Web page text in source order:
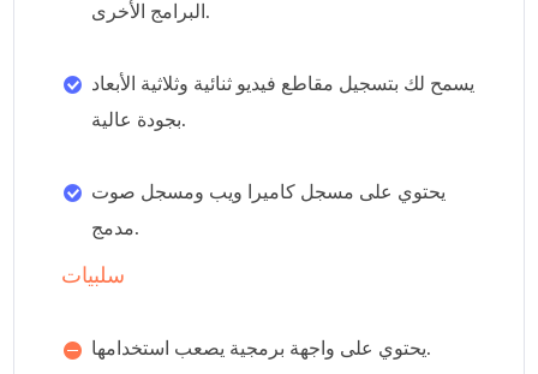
البرامج الأخرى.
يسمح لك بتسجيل مقاطع فيديو ثنائية وثلاثية الأبعاد
بجودة عالية.
يحتوي على مسجل كاميرا ويب ومسجل صوت
مدمج.
سلبيات
يحتوي على واجهة برمجية يصعب استخدامها.